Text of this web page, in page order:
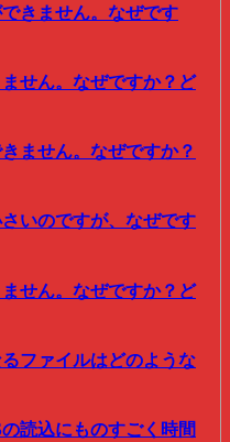
きません。なぜです
せん。なぜですか？ど
ません。なぜですか？
いのですが、なぜです
せん。なぜですか？ど
ファイルはどのような
読込にものすごく時間